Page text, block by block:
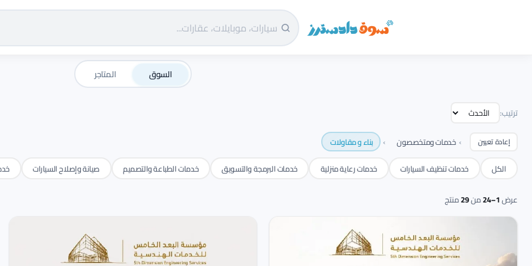
سوق دادسترز الرئيسية
السوق المتاجر
ترتيب:
إعادة تعيين › خدمات ومتخصصون ›
بناء و مقاولات
الكل
خدمات تنظيف السيارات خدمات رعاية منزلية خدمات البرمجة والتسويق خدمات الطباعة والتصميم صيانة وإصلاح السيارات
عرض1–24 من29منتج